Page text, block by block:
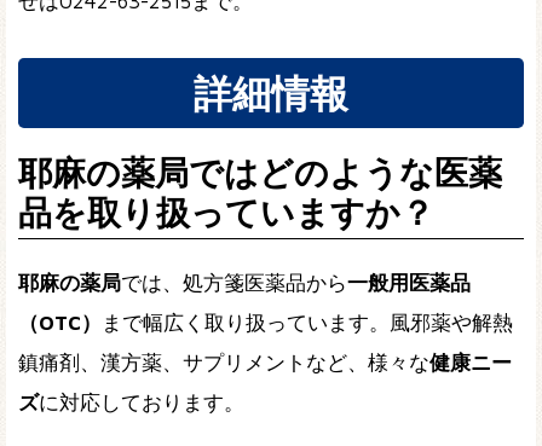
詳細情報
耶麻の薬局ではどのような医薬
品を取り扱っていますか？
耶麻の薬局では、処方箋医薬品から一般用医薬品
（OTC）
まで幅広く取り扱っています。風邪薬や解熱
鎮痛剤、漢方薬、サプリメントなど、様々な健康ニー
ズに対応しております。